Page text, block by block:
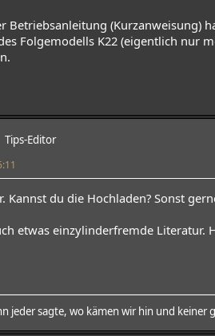
Betriebsanleitung (Kurzanweisung)
Folgemodells K22 (eigentlich nur
Tips-Editor
Kannst du die Hochladen? Sonst
etwas einzylinderfremde
jeder sagte, wo kämen wir hin und